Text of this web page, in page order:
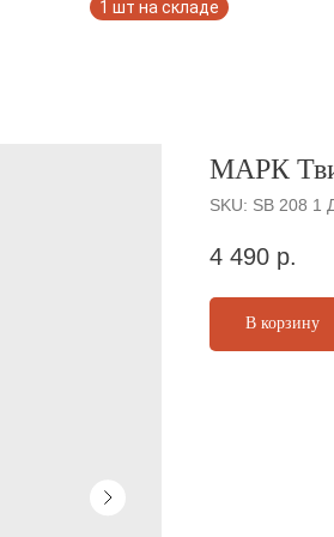
МАРК
SKU: SB 208 1
4 490 р.
В корзину